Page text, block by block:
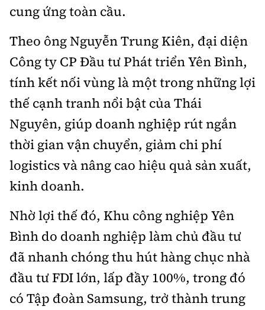
cung ứng toàn cầu.
Theo ông Nguyễn Trung Kiên, đại diện
Công ty CP Đầu tư Phát triển Yên Bình,
tính kết nối vùng là một trong những lợi
thế cạnh tranh nổi bật của Thái
Nguyên, giúp doanh nghiệp rút ngắn
thời gian vận chuyển, giảm chi phí
logistics và nâng cao hiệu quả sản xuất,
kinh doanh.
Nhờ lợi thế đó, Khu công nghiệp Yên
Bình do doanh nghiệp làm chủ đầu tư
đã nhanh chóng thu hút hàng chục nhà
đầu tư FDI lớn, lấp đầy 100%, trong đó
có Tập đoàn Samsung, trở thành trung